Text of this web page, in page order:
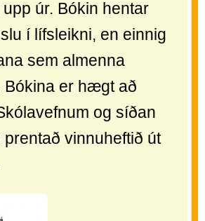
úr. Bókin hentar
í lífsleikni, en einnig
sem almenna
Bókina er hægt að
og síðan
prentað vinnuheftið út